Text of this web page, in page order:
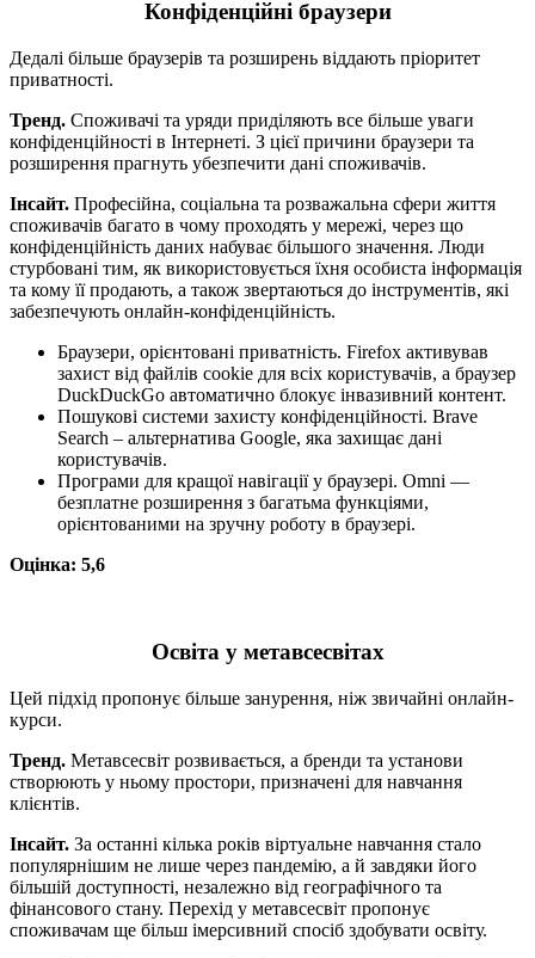
Конфіденційні браузери
Дедалі більше браузерів та розширень віддають пріоритет
приватності.
Тренд. Споживачі та уряди приділяють все більше уваги
конфіденційності в Інтернеті. З цієї причини браузери та
розширення прагнуть убезпечити дані споживачів.
Інсайт. Професійна, соціальна та розважальна сфери життя
споживачів багато в чому проходять у мережі, через що
конфіденційність даних набуває більшого значення. Люди
стурбовані тим, як використовується їхня особиста інформація
та кому її продають, а також звертаються до інструментів, які
забезпечують онлайн-конфіденційність.
Браузери, орієнтовані приватність. Firefox активував
захист від файлів cookie для всіх користувачів, а браузер
DuckDuckGo автоматично блокує інвазивний контент.
Пошукові системи захисту конфіденційності. Brave
Search – альтернатива Google, яка захищає дані
користувачів.
Програми для кращої навігації у браузері. Omni —
безплатне розширення з багатьма функціями,
орієнтованими на зручну роботу в браузері.
Оцінка: 5,6
Освіта у метавсесвітах
Цей підхід пропонує більше занурення, ніж звичайні онлайн-
курси.
Тренд. Метавсесвіт розвивається, а бренди та установи
створюють у ньому простори, призначені для навчання
клієнтів.
Інсайт. За останні кілька років віртуальне навчання стало
популярнішим не лише через пандемію, а й завдяки його
більшій доступності, незалежно від географічного та
фінансового стану. Перехід у метавсесвіт пропонує
споживачам ще більш імерсивний спосіб здобувати освіту.